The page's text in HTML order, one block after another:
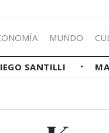
MUNDO
SANTILLI